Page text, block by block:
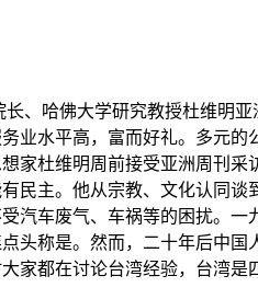
、哈佛大学研究教授杜维明
业水平高，富而好礼。多元
家杜维明周前接受亚洲周刊
民主。他从宗教、文化认同
汽车废气、车祸等的困扰。
头称是。然而，二十年后中
家都在讨论台湾经验，台湾